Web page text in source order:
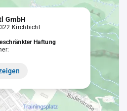
GmbH
Kirchbichl
Haftung